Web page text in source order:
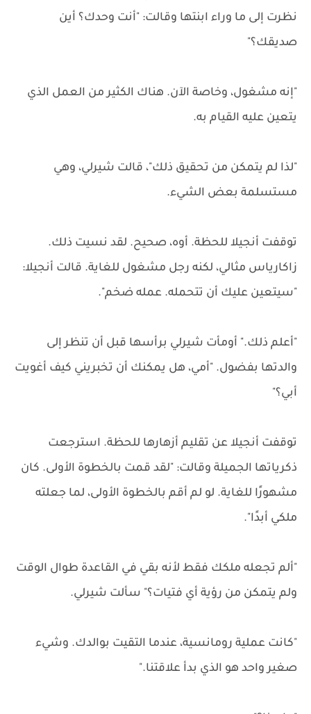
نظرت إلى ما وراء ابنتها وقالت: "أنت وحدك؟ أين
صديقك؟"
"إنه مشغول، وخاصة الآن. هناك الكثير من العمل الذي
يتعين عليه القيام به.
"لذا لم يتمكن من تحقيق ذلك"، قالت شيرلي، وهي
مستسلمة بعض الشيء.
توقفت أنجيلا للحظة. أوه، صحيح. لقد نسيت ذلك.
زاكارياس مثالي، لكنه رجل مشغول للغاية. قالت أنجيلا:
"سيتعين عليك أن تتحمله. عمله ضخم".
"أعلم ذلك." أومأت شيرلي برأسها قبل أن تنظر إلى
والدتها بفضول. "أمي، هل يمكنك أن تخبريني كيف أغويت
أبي؟"
توقفت أنجيلا عن تقليم أزهارها للحظة. استرجعت
ذكرياتها الجميلة وقالت: "لقد قمت بالخطوة الأولى. كان
مشهورًا للغاية. لو لم أقم بالخطوة الأولى، لما جعلته
ملكي أبدًا".
"ألم تجعله ملكك فقط لأنه بقي في القاعدة طوال الوقت
ولم يتمكن من رؤية أي فتيات؟" سألت شيرلي.
"كانت عملية رومانسية، عندما التقيت بوالدك. وشيء
صغير واحد هو الذي بدأ علاقتنا."